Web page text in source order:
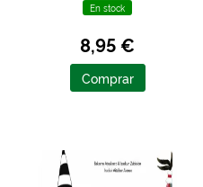
En stock
8,95 €
Comprar